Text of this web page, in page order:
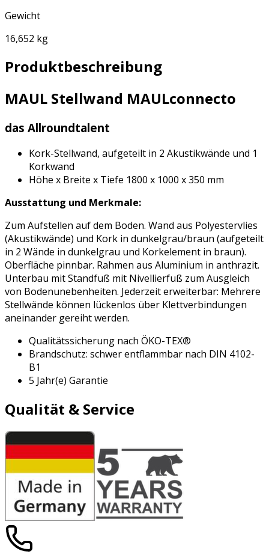
Gewicht
16,652 kg
Produktbeschreibung
MAUL Stellwand MAULconnecto
das Allroundtalent
Kork-Stellwand, aufgeteilt in 2 Akustikwände und 1
Korkwand
Höhe x Breite x Tiefe 1800 x 1000 x 350 mm
Ausstattung und Merkmale:
Zum Aufstellen auf dem Boden. Wand aus Polyestervlies
(Akustikwände) und Kork in dunkelgrau/braun (aufgeteilt
in 2 Wände in dunkelgrau und Korkelement in braun).
Oberfläche pinnbar. Rahmen aus Aluminium in anthrazit.
Unterbau mit Standfuß mit Nivellierfuß zum Ausgleich
von Bodenunebenheiten. Jederzeit erweiterbar: Mehrere
Stellwände können lückenlos über Klettverbindungen
aneinander gereiht werden.
Qualitätssicherung nach ÖKO-TEX®
Brandschutz: schwer entflammbar nach DIN 4102-
B1
5 Jahr(e) Garantie
Qualität & Service